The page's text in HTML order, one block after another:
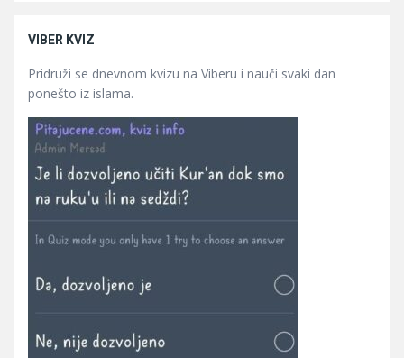
VIBER KVIZ
Pridruži se dnevnom kvizu na Viberu i nauči svaki dan
ponešto iz islama.